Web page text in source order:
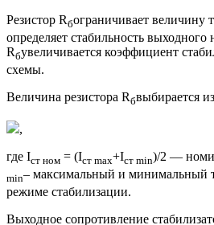
Резистор Rбограничивает величину
определяет стабильность
Rбувеличивается коэффициент
схемы.
Величина резистора Rбвыбирается
,
где Iст ном = (Iст max+Iст min)/2 —
min– максимальный и минимальный
режиме стабилизации.
Выходное сопротивление